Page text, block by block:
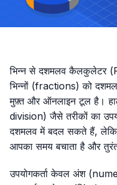
भिन्न से दशमलव कैलकुलेटर
भिन्नों (fractions) को
मुफ़्त और ऑनलाइन टूल है।
division) जैसे तरीकों का
दशमलव में बदल सकते हैं,
आपका समय बचाता है और
उपयोगकर्ता केवल अंश